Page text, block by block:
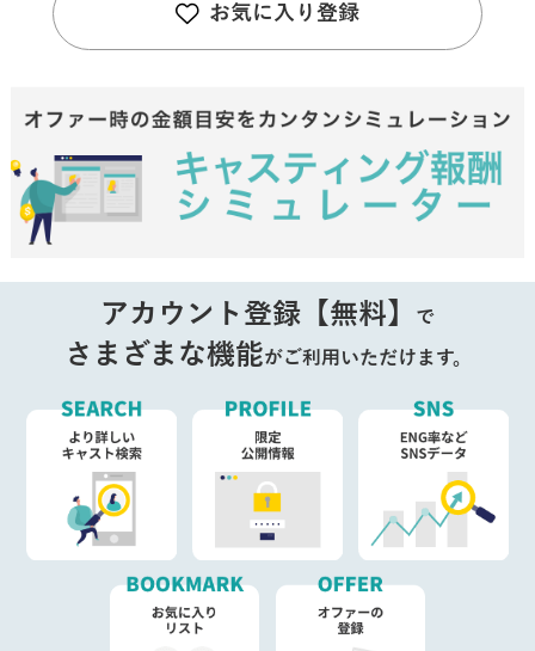
お気に入り登録
アカウント登録【無料】 で
さまざまな機能がご利用いただけます。